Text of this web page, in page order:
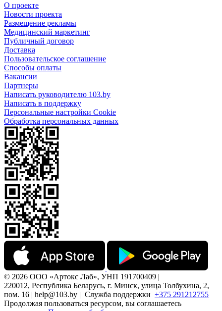
О проекте
Новости проекта
Размещение рекламы
Медицинский маркетинг
Публичный договор
Доставка
Пользовательское соглашение
Способы оплаты
Вакансии
Партнеры
Написать руководителю 103.by
Написать в поддержку
Персональные настройки Cookie
Обработка персональных данных
© 2026 ООО «Артокс Лаб», УНП 191700409 |
220012, Республика Беларусь, г. Минск, улица Толбухина, 2,
пом. 16 | help@103.by | Служба поддержки +375 291212755
Продолжая пользоваться ресурсом, вы соглашаетесь